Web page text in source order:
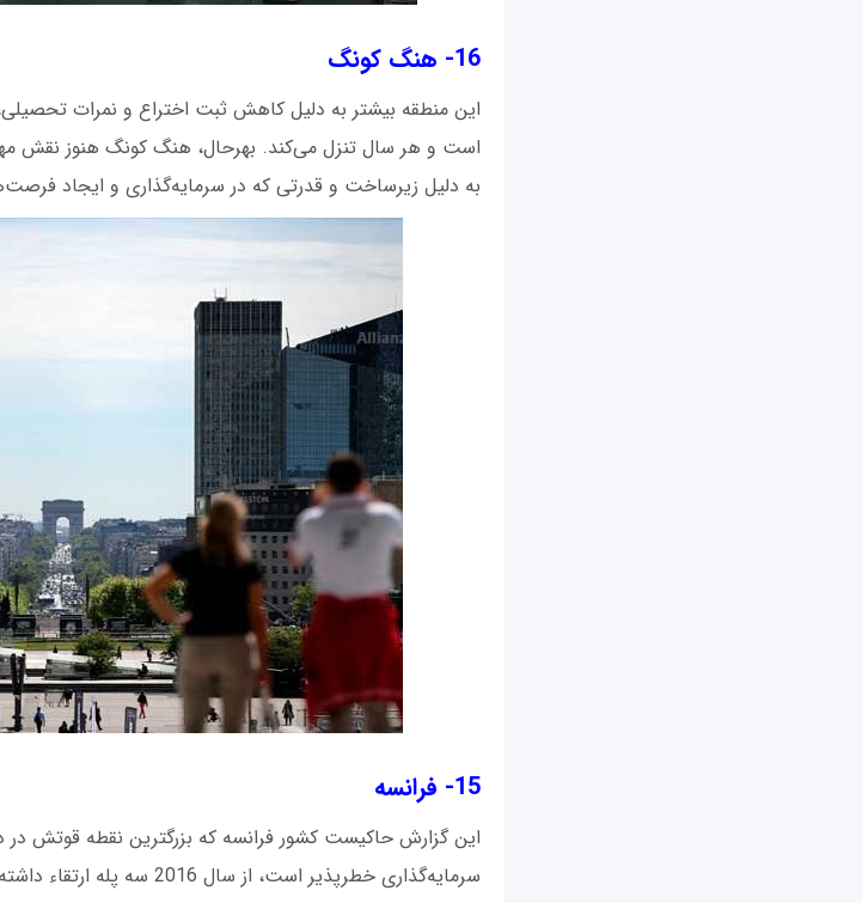
16- هنگ کونگ
است و هر سال تنزل می‌کند. بهرحال، هنگ کونگ هنوز نقش
به دلیل زیرساخت و قدرتی که در سرمایه‌گذاری و ایجاد
15- فرانسه
این گزارش حاکیست کشور فرانسه که بزرگترین نقطه قوتش در
سرمایه‌گذاری خطرپذیر است، از سال 2016 سه پله ارتقاء داشته است.